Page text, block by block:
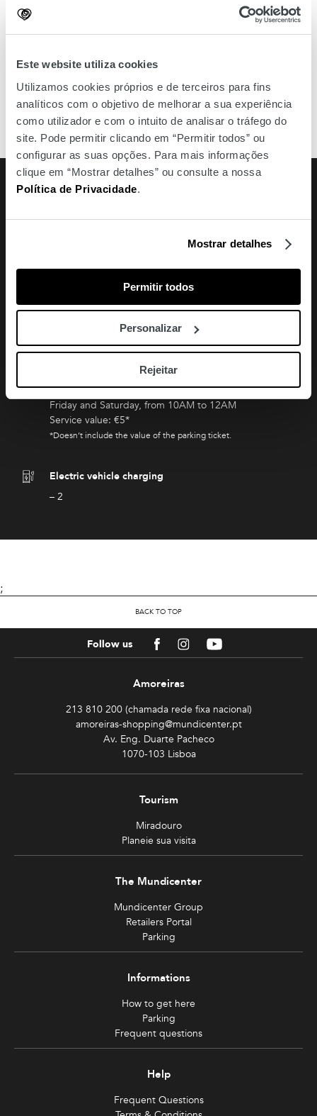
Este website utiliza cookies
Utilizamos cookies próprios e de terceiros para fins
analíticos com o objetivo de melhorar a sua experiência
como utilizador e com o intuito de analisar o tráfego do
site. Pode permitir clicando em “Permitir todos” ou
configurar as suas opções. Para mais informações
clique em “Mostrar detalhes” ou consulte a nossa
Política de Privacidade.
Mostrar detalhes
Permitir todos
Personalizar
Rejeitar
Lost ticket fare - 55€
VAT included - current tax | Crediparque: 10% discount
Opening hours
21 381 02 53
Monthly Subscription (-3 and -4)
amoreirasedif7@net.vodafone.pt
Monday to Thursday and Sunday, from 10AM to 10PM
Friday and Saturday, from 10AM to 12AM
Service value: €5*
*Doesn’t include the value of the parking ticket.
Electric vehicle charging
– 2
;
BACK TO TOP
Follow us FacebookInstagramYoutube
Amoreiras
213 810 200 (chamada rede fixa nacional)
amoreiras-shopping@mundicenter.pt
Av. Eng. Duarte Pacheco
1070-103 Lisboa
Tourism
Miradouro
Planeie sua visita
The Mundicenter
Mundicenter Group
Retailers Portal
Parking
Informations
How to get here
Parking
Frequent questions
Help
Frequent Questions